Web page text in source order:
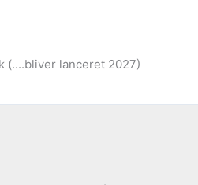
(....bliver lanceret 2027)